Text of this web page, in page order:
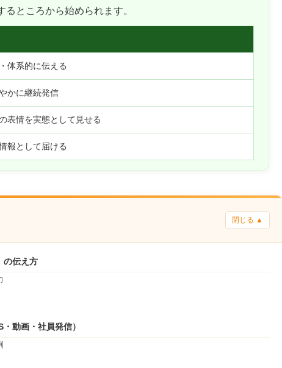
ところから始められます。
体系的に伝える
かに継続発信
表情を実態として見せる
報として届ける
閉じる ▲
の伝え方
動画・社員発信）